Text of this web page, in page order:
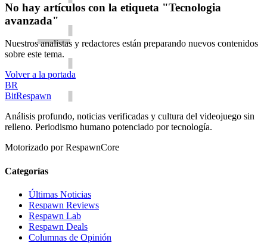
No hay artículos con la etiqueta "Tecnologia
avanzada"
Nuestros analistas y redactores están preparando nuevos contenidos
sobre este tema.
Volver a la portada
BR
BitRespawn
Análisis profundo, noticias verificadas y cultura del videojuego sin
relleno. Periodismo humano potenciado por tecnología.
Motorizado por RespawnCore
Categorías
Últimas Noticias
Respawn Reviews
Respawn Lab
Respawn Deals
Columnas de Opinión